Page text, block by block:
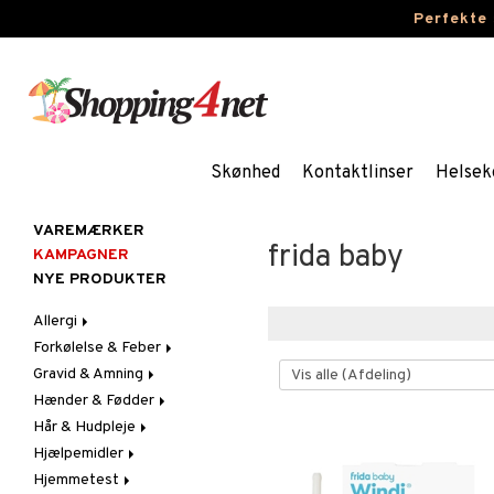
Perfekte
Skønhed Kontaktlinser
frida baby
VAREMÆRKER
KAMPAGNER
NYE PRODUKTER
Allergi
Næsespray
Øjendråber
Forkølelse & Feber
Feber
Febertermometre
Hoste
Næse
Løbende & Tilstoppet
Næse
Ondt i halsen & Hæshed
Gravid & Amning
Brystbeskyttelse &
Indlæg
Brystpumpe
Hudpleje
Hænder & Fødder
Fodpleje
Fodcreme
Fodsvamp
Håndpleje
Håndcreme
Hår & Hudpleje
Ansigt
Acne
Hår
Hjælpemidler
Bad & Toilet
Hjemmetest